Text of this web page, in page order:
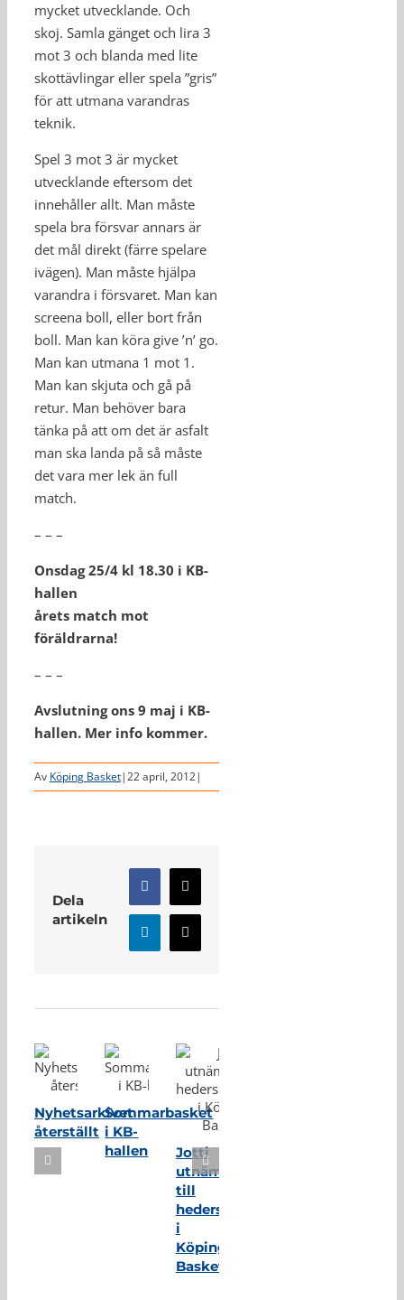
mycket utvecklande. Och
skoj. Samla gänget och lira 3
mot 3 och blanda med lite
skottävlingar eller spela ”gris”
för att utmana varandras
teknik.
Spel 3 mot 3 är mycket
utvecklande eftersom det
innehåller allt. Man måste
spela bra försvar annars är
det mål direkt (färre spelare
ivägen). Man måste hjälpa
varandra i försvaret. Man kan
screena boll, eller bort från
boll. Man kan köra give ’n’ go.
Man kan utmana 1 mot 1.
Man kan skjuta och gå på
retur. Man behöver bara
tänka på att om det är asfalt
man ska landa på så måste
det vara mer lek än full
match.
– – –
Onsdag 25/4 kl 18.30 i KB-
hallen
årets match mot
föräldrarna!
– – –
Avslutning ons 9 maj i KB-
hallen. Mer info kommer.
Av Köping Basket|22 april, 2012|
Dela
artikeln
Facebook
X
LinkedInE-
post
Nyhetsarkivet
återställt
Sommarbasket
i KB-
hallen
Jotti
utnämnd
till
hedersmedlem
i
Köping
Basket